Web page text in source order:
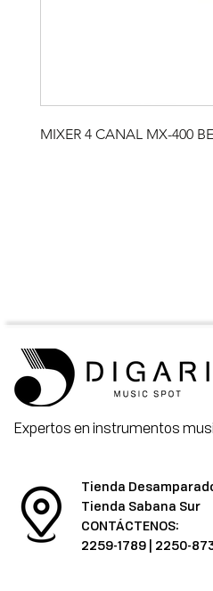
MIXER 4 CANAL MX-400
Expertos en instrumentos
Tienda
Tienda Sabana Sur
CONTÁCTENOS:
2259-1789 | 2250-